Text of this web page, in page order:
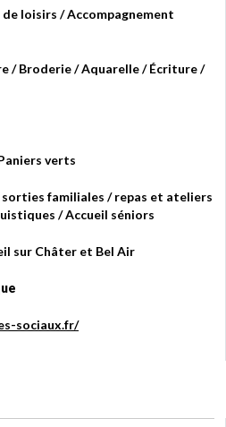
de loisirs / Accompagnement
/ Broderie / Aquarelle / Écriture /
verts
sorties familiales / repas et ateliers
/ Accueil séniors
sur Châter et Bel Air
sociaux.fr/